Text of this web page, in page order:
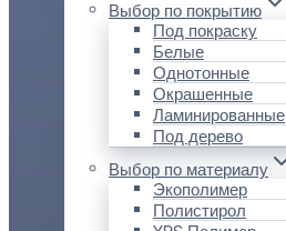
Выбор по покрытию
Под покраску
Белые
Однотонные
Окрашенные
Ламинированные
Под дерево
Выбор по материалу
Экополимер
Полистирол